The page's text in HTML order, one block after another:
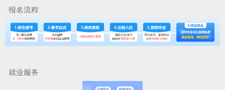
报名流程
就业服务